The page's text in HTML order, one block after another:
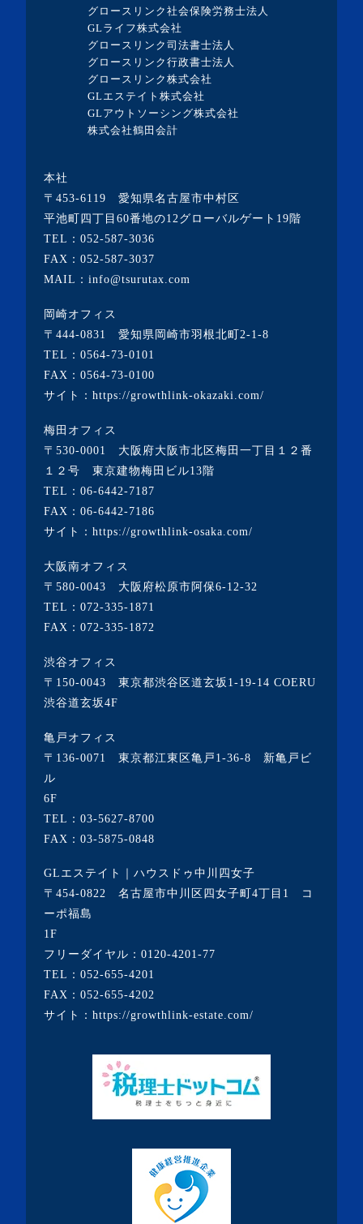
・2023年8月(13記事)
・2023年7月(9記事)
・2023年6月(1記事)
・2023年5月(3記事)
・2023年4月(4記事)
・2023年2月(2記事)
・2023年1月(1記事)
・2022年12月(2記事)
・2022年9月(1記事)
・2022年8月(1記事)
・2022年7月(2記事)
・2022年5月(1記事)
・2022年4月(2記事)
・2022年3月(3記事)
・2021年12月(2記事)
・2021年11月(7記事)
・2021年10月(3記事)
・2021年9月(5記事)
・2021年8月(6記事)
・2021年6月(5記事)
・2021年5月(2記事)
・2021年4月(4記事)
・2021年1月(3記事)
・2020年12月(7記事)
・2020年11月(5記事)
・2020年10月(3記事)
・2020年9月(8記事)
・2020年8月(5記事)
・2020年7月(6記事)
・2020年6月(9記事)
・2020年5月(5記事)
・2020年3月(7記事)
・2020年2月(3記事)
グロースリンク社会保険労務士法人
GLライフ株式会社
グロースリンク司法書士法人
グロースリンク行政書士法人
グロースリンク株式会社
GLエステイト株式会社
GLアウトソーシング株式会社
株式会社鶴田会計
本社
〒453-6119 愛知県名古屋市中村区
平池町四丁目60番地の12グローバルゲート19階
TEL： 052-587-3036
FAX：052-587-3037
MAIL：info@tsurutax.com
岡崎オフィス
〒444-0831 愛知県岡崎市羽根北町2-1-8
TEL： 0564-73-0101
FAX：0564-73-0100
サイト： https://growthlink-okazaki.com/
梅田オフィス
〒530-0001 大阪府大阪市北区梅田一丁目１２番
１２号 東京建物梅田ビル13階
TEL： 06-6442-7187
FAX：06-6442-7186
サイト： https://growthlink-osaka.com/
大阪南オフィス
〒580-0043 大阪府松原市阿保6-12-32
TEL： 072-335-1871
FAX：072-335-1872
渋谷オフィス
〒150-0043 東京都渋谷区道玄坂1-19-14 COERU
渋谷道玄坂4F
亀戸オフィス
〒136-0071 東京都江東区亀戸1-36-8 新亀戸ビ
ル
6F
TEL： 03-5627-8700
FAX：03-5875-0848
GLエステイト｜ハウスドゥ中川四女子
〒454-0822 名古屋市中川区四女子町4丁目1 コ
ーポ福島
1F
フリーダイヤル： 0120-4201-77
TEL： 052-655-4201
FAX：052-655-4202
サイト： https://growthlink-estate.com/